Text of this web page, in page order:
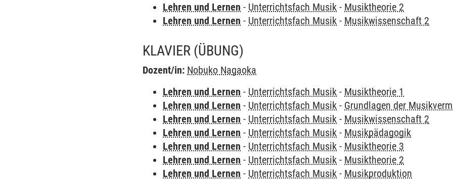
Lehren und Lernen - Unterrichtsfach Musik - Musiktheorie 2
Lehren und Lernen - Unterrichtsfach Musik - Musikwissenschaft 2
KLAVIER (ÜBUNG)
Dozent/in: Nobuko Nagaoka
Lehren und Lernen - Unterrichtsfach Musik - Musiktheorie 1
Lehren und Lernen - Unterrichtsfach Musik - Grundlagen der
Lehren und Lernen - Unterrichtsfach Musik - Musikwissenschaft 2
Lehren und Lernen - Unterrichtsfach Musik - Musikpädagogik
Lehren und Lernen - Unterrichtsfach Musik - Musiktheorie 3
Lehren und Lernen - Unterrichtsfach Musik - Musiktheorie 2
Lehren und Lernen - Unterrichtsfach Musik - Musikproduktion